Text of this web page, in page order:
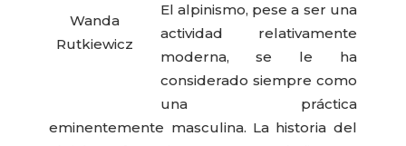
Wanda
Rutkiewicz
El alpinismo, pese a ser una
actividad relativamente
moderna, se le ha
considerado siempre como
una práctica
eminentemente masculina. La historia del